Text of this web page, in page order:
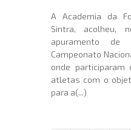
A Academia da
Sintra, acolheu,
apuramento
Campeonato
onde participaram
atletas com o
para a(...)